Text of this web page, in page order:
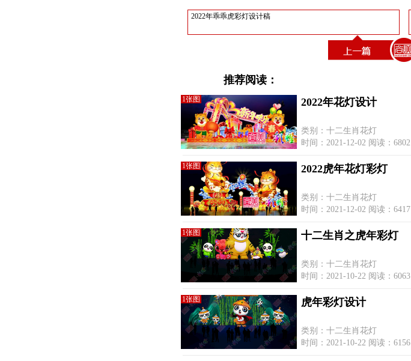
2022年乖乖虎彩灯设计稿
推荐阅读：
1张图 2022年花灯设计
类别：十二生肖花灯
时间：2021-12-02 阅读：6802
1张图 2022虎年花灯彩灯
类别：十二生肖花灯
时间：2021-12-02 阅读：6417
1张图 十二生肖之虎年彩灯
类别：十二生肖花灯
时间：2021-10-22 阅读：6063
1张图 虎年彩灯设计
类别：十二生肖花灯
时间：2021-10-22 阅读：6156